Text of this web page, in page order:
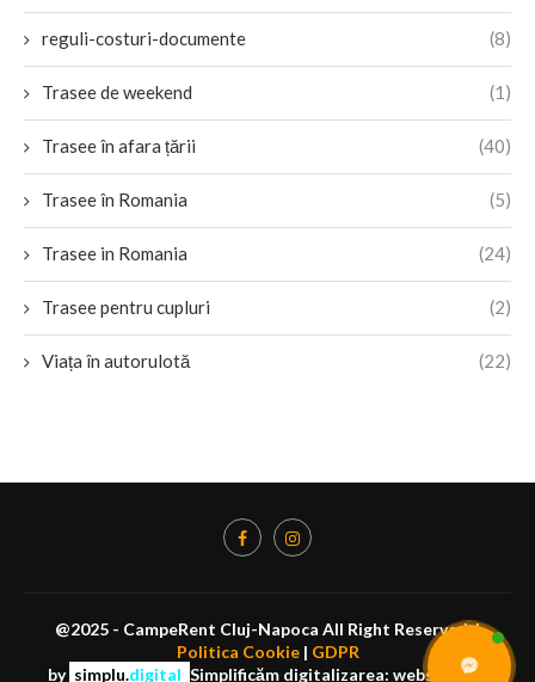
reguli-costuri-documente (8)
Trasee de weekend (1)
Trasee în afara țării (40)
Trasee în Romania (5)
Trasee in Romania (24)
Trasee pentru cupluri (2)
Viața în autorulotă (22)
@2025 - CampeRent Cluj-Napoca All Right Reserved. |
Politica Cookie| GDPR
by simplu.digital Simplificăm digitalizarea: website-uri,